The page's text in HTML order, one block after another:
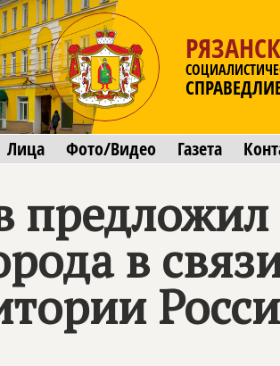
Лица Фото/Видео Газета
в